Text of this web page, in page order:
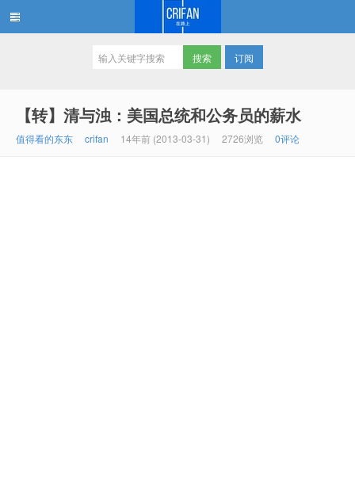
订阅
【转】清与浊：美国总统和公务员的薪水
值得看的东东 crifan 14年前 (2013-03-31) 2726浏览 0评论